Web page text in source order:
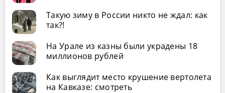
Такую зиму в России никто не ждал: как
так?!
На Урале из казны были украдены 18
миллионов рублей
Как выглядит место крушение вертолета
на Кавказе: смотреть